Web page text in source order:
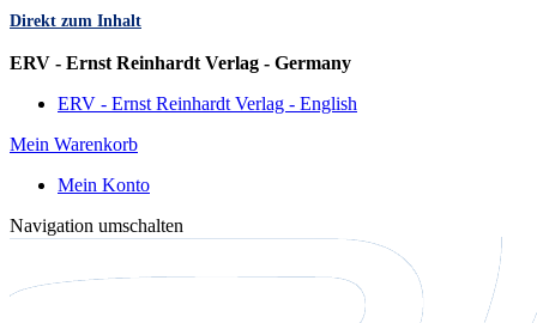
Direkt zum Inhalt
ERV - Ernst Reinhardt Verlag - Germany
ERV - Ernst Reinhardt Verlag - English
Mein Warenkorb
Mein Konto
Navigation umschalten